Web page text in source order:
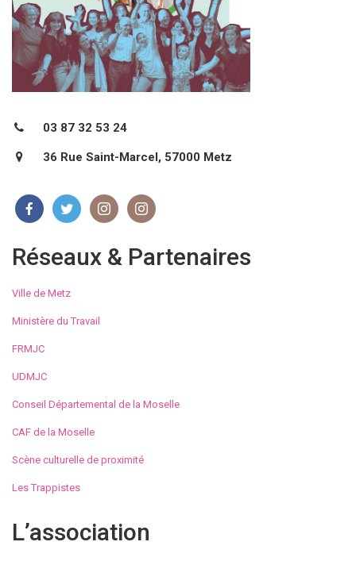
03 87 32 53 24
36 Rue Saint-Marcel, 57000 Metz
Réseaux & Partenaires
Ville de Metz
Ministère du Travail
FRMJC
UDMJC
Conseil Départemental de la Moselle
CAF de la Moselle
Scène culturelle de proximité
Les Trappistes
L’association